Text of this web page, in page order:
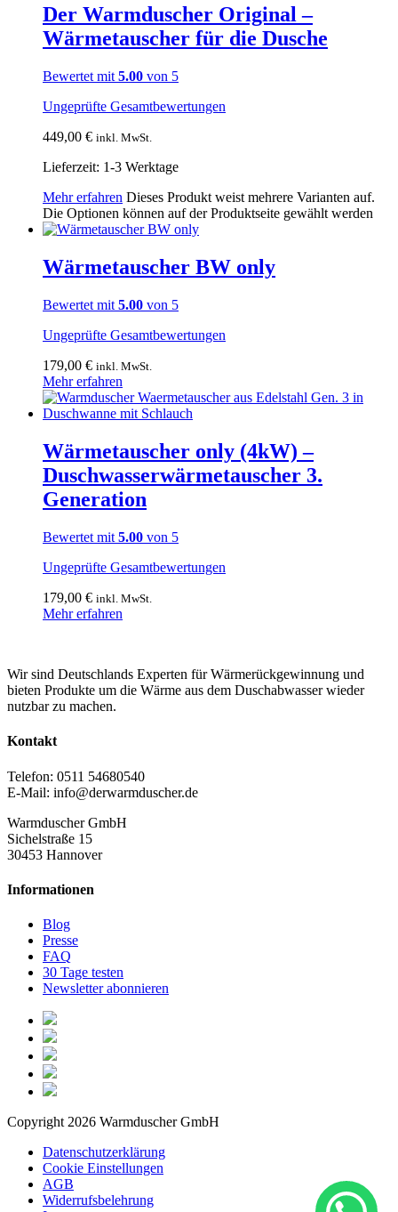
Der Warmduscher Original –
Wärmetauscher für die Dusche
Bewertet mit 5.00 von 5
Ungeprüfte Gesamtbewertungen
449,00 € inkl. MwSt.
Lieferzeit: 1-3 Werktage
Mehr erfahren Dieses Produkt weist mehrere Varianten auf.
Die Optionen können auf der Produktseite gewählt werden
Wärmetauscher BW only
Bewertet mit 5.00 von 5
Ungeprüfte Gesamtbewertungen
179,00 € inkl. MwSt.
Mehr erfahren
Wärmetauscher only (4kW) –
Duschwasserwärmetauscher 3.
Generation
Bewertet mit 5.00 von 5
Ungeprüfte Gesamtbewertungen
179,00 € inkl. MwSt.
Mehr erfahren
Wir sind Deutschlands Experten für Wärmerückgewinnung und
bieten Produkte um die Wärme aus dem Duschabwasser wieder
nutzbar zu machen.
Kontakt
Telefon: 0511 54680540
E-Mail: info@derwarmduscher.de
Warmduscher GmbH
Sichelstraße 15
30453 Hannover
Informationen
Blog
Presse
FAQ
30 Tage testen
Newsletter abonnieren
Copyright 2026 Warmduscher GmbH
Datenschutzerklärung
Cookie Einstellungen
AGB
Widerrufsbelehrung